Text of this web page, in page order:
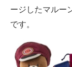
ージしたマルー
です。